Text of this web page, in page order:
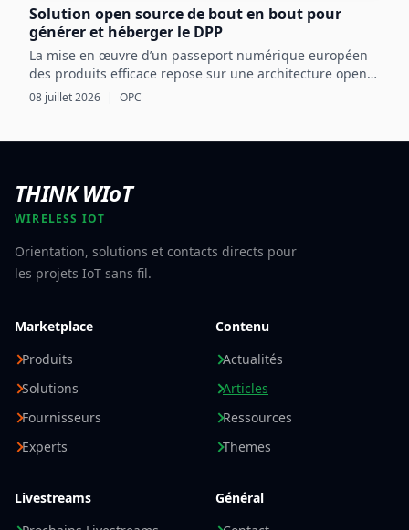
Solution open source de bout en bout pour
générer et héberger le DPP
La mise en œuvre d’un passeport numérique européen
des produits efficace repose sur une architecture open
source intégrant OPC UA, les normes CEN/CENELEC et
08 juillet 2026 | OPC
THINK WIoT
WIRELESS IOT
Orientation, solutions et contacts directs pour
les projets IoT sans fil.
Marketplace
Produits
Solutions
Fournisseurs
Experts
Contenu
Actualités
Articles
Ressources
Themes
Livestreams
Général